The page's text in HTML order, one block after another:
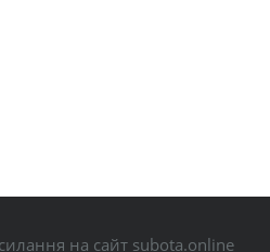
на сайт subota.online